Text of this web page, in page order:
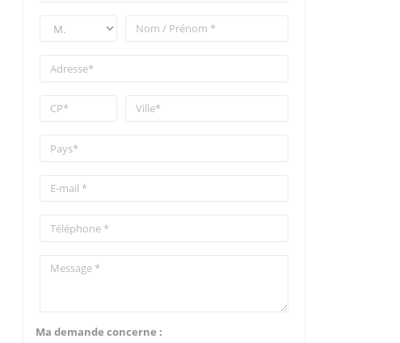
Ma demande concerne :